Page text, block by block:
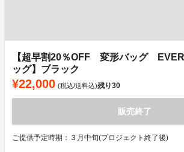
【超早割20％OFF 変形バッグ
ッグ】ブラック
¥22,000 (税込/送料込)残り30
販売終了
ご提供予定時期：３月中旬(プロジェクト終了後)